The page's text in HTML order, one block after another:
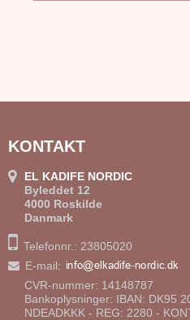
KONTAKT
EL KADIFE NORDIC
Byleddet 12
4000 Roskilde
Danmark
Telefonnr.: 23805020
E-mail:
CVR-nummer: 14148787
Bankoplysninger: IBAN: DK95
NDEADKKK - REG: 2280 -